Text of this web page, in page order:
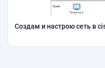
Создам и настрою сеть в